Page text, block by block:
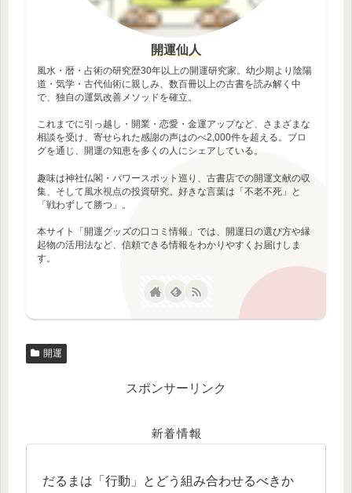
開運仙人
風水・暦・占術の研究歴30年以上の開運研究家。幼少期より陰陽
道・気学・古代仙術に親しみ、数百冊以上の古書を読み解く中
で、独自の運気改善メソッドを確立。
これまでに引っ越し・開業・恋愛・金運アップなど、さまざまな
相談を受け、寄せられた感謝の声はのべ2,000件を超える。ブロ
グを通じ、開運の知恵を多くの人にシェアしている。
趣味は神社仏閣・パワースポット巡り、古書店での開運文献の収
集、そして風水視点の投資研究。好きな言葉は「不老不死」と
「戦わずして勝つ」。
本サイト「開運グッズの口コミ情報」では、開運日の選び方や縁
起物の活用法など、信頼できる情報をわかりやすくお届けしま
す。
開運
スポンサーリンク
新着情報
だるまは「行動」とどう組み合わせるべきか